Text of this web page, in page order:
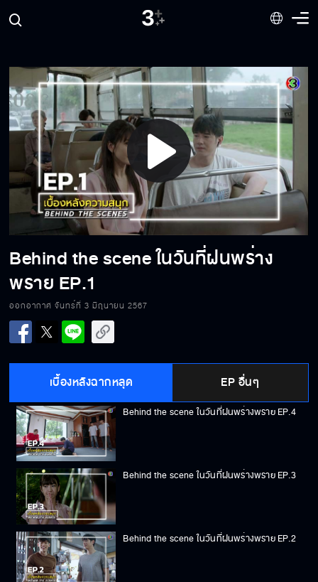
Play
Video
Behind the scene ในวันที่ฝนพร่าง
พราย EP.1
ออกอากาศ จันทร์ที่ 3 มิถุนายน 2567
เบื้องหลังฉากหลุด EP อื่นๆ
Behind the scene ในวันที่ฝนพร่างพราย EP.9
Behind the scene ในวันที่ฝนพร่างพราย EP.8
Behind the scene ในวันที่ฝนพร่างพราย EP.7
Behind the scene ในวันที่ฝนพร่างพราย EP.4
Behind the scene ในวันที่ฝนพร่างพราย EP.3
Behind the scene ในวันที่ฝนพร่างพราย EP.2